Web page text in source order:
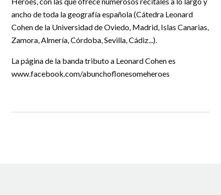
ancho de toda la geografía española (Cátedra Leonard
Cohen de la Universidad de Oviedo, Madrid, Islas Canarias,
Zamora, Almería, Córdoba, Sevilla, Cádiz...).
La página de la banda tributo a Leonard Cohen es
www.facebook.com/abunchoflonesomeheroes